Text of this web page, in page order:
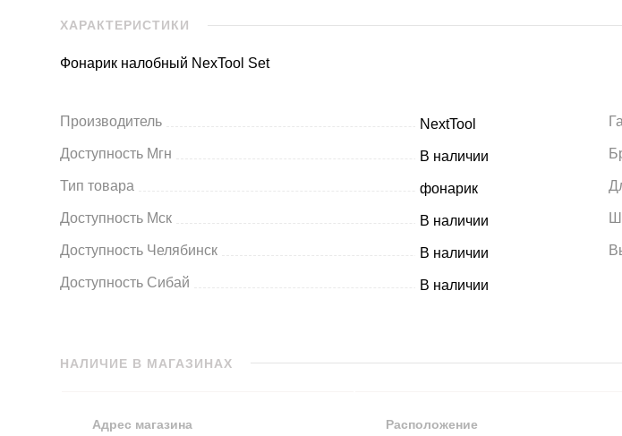
ХАРАКТЕРИСТИКИ
Фонарик налобный NexTool Set
Производитель
NextTool
Доступность Мгн
В наличии
Тип товара
фонарик
Доступность Мск
В наличии
Доступность Челябинск
В наличии
Доступность Сибай
В наличии
НАЛИЧИЕ В МАГАЗИНАХ
Адрес магазина Расположение